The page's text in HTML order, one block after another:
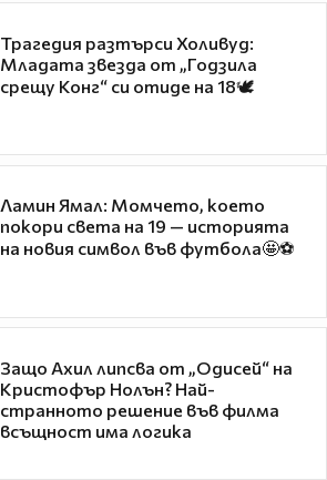
Трагедия разтърси Холивуд:
Младата звезда от „Годзила
срещу Конг“ си отиде на 18🕊️
Ламин Ямал: Момчето, което
покори света на 19 — историята
на новия символ във футбола🤩⚽
Защо Ахил липсва от „Одисей“ на
Кристофър Нолън? Най-
странното решение във филма
всъщност има логика